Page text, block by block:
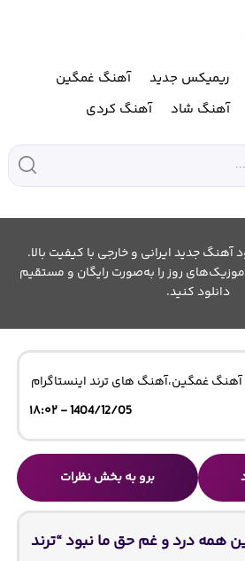
ریمیکس جدید
آهنگ غمگین
آهنگ شاد آهنگ کردی
جدید ایرانی و خارجی با کیفیت بالا.
موزیک‌های روز را به‌صورت رایگان و مستقیم
دانلود کنید.
آهنگ غمگین،آهنگ های ترند اینستاگرام
1404/12/05 - ۱۸:۰۲
برو به بخش نظرات
همه درد و غم حق ما نبود “ترند